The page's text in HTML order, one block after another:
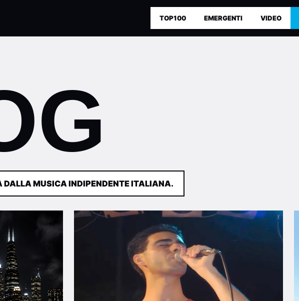
TOP100 EMERGENTI VIDEO
MUSICA INDIPENDENTE ITALIANA.